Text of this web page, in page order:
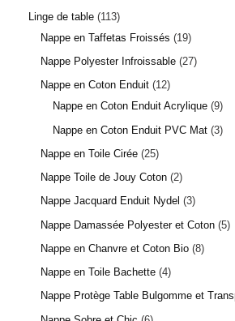
Linge de table 113
Nappe en Taffetas Froissés
19
Nappe Polyester Infroissable 27
Nappe en Coton Enduit 12
Nappe en Coton Enduit Acrylique 9
Nappe en Coton Enduit PVC Mat 3
Nappe en Toile Cirée 25
Nappe Toile de Jouy Coton 2
Nappe Jacquard Enduit Nydel
3
Nappe Damassée Polyester et Coton 5
Nappe en Chanvre et Coton Bio 8
Nappe en Toile Bachette 4
Nappe Protège Table Bulgomme et